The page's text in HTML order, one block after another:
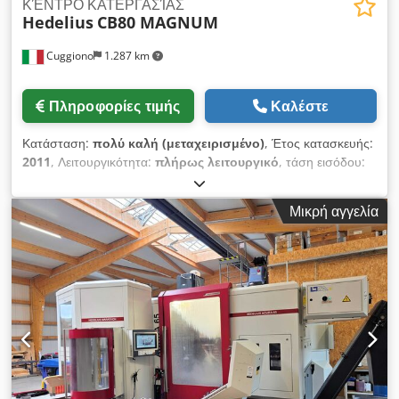
Cuggiono 1.287 km
ΚΈΝΤΡΟ ΚΑΤΕΡΓΑΣΊΑΣ
Hedelius CB80 MAGNUM
Πληροφορίες τιμής Καλέστε
Κατάσταση: πολύ καλή (μεταχειρισμένο), Έτος κατασκευής:
2011, Λειτουργικότητα: πλήρως λειτουργικό, τάση εισόδου:
3.220 χιλ.
χιλ., διαδρομή άξονα Z:600 χιλ., αριθμός θέσεων στη θήκη
εργαλείων:55, συνολικό ύψος:3.600 χιλ., συνολικό μήκος:
7.500 χιλ., συνολικό πλάτος:4.200 χιλ., συνολικό βάρος:
15.500 κιλ, μήκος τραπεζιού:3.900 χιλ., πλάτος τραπεζιού:
750 χιλ., μοντέλο ελεγκτή:Heidenhain, απόσταση από το
κέντρο του τραπεζιού έως τη μύτη της ατράκτου:720 χιλ.,
ισχύς κινητήρα ατράκτου:35 W , ταχεία μετακίνηση άξονα Z:40
μ/λεπτό, ταχεία μετατόπιση άξονα X: 40 μ/λεπτό, ταχεία
μετακίνηση άξονας Y:40 μ/λεπτό, μέγιστη ταχύτητα ατράκτου:
18.000 στρ./λ., ταχύτητα ατράκτου (ελάχ.): 30 στρ./λ., φορτίο
τραπεζιού:
3.500 κιλ , διάμετρος εργαλείου:80 χιλ. , μήκος
Μικρή αγγελία